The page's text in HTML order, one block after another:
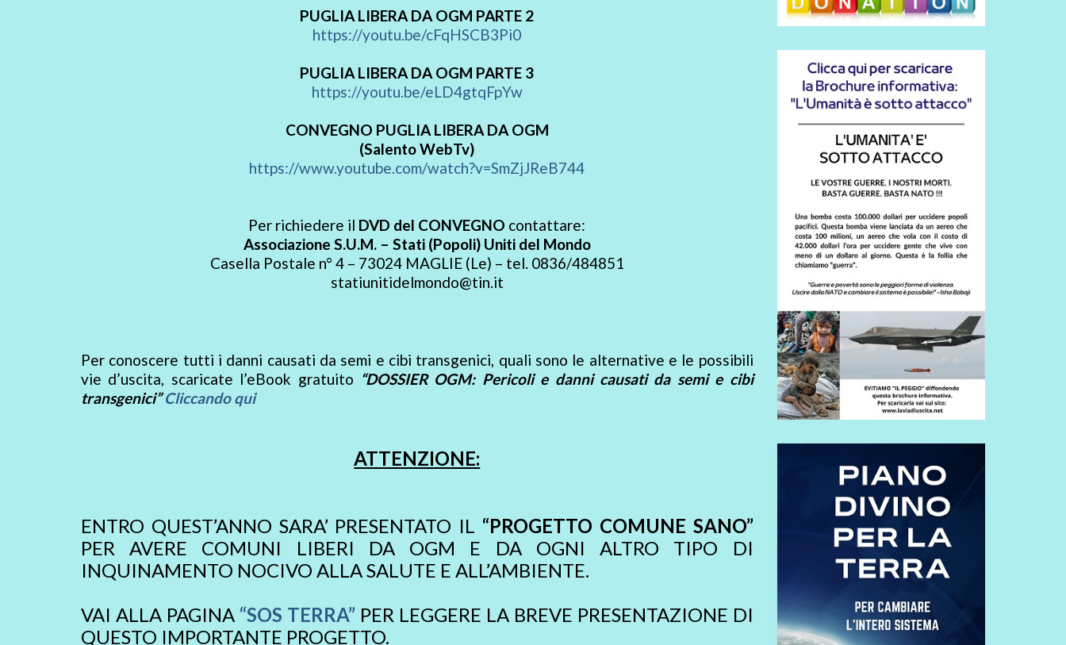
PUGLIA LIBERA DA OGM PARTE 2
https://youtu.be/cFqHSCB3Pi0
PUGLIA LIBERA DA OGM PARTE 3
https://youtu.be/eLD4gtqFpYw
CONVEGNO PUGLIA LIBERA DA OGM
(Salento WebTv)
https://www.youtube.com/watch?v=SmZjJReB744
Per richiedere il DVD del CONVEGNO contattare:
Associazione S.U.M. – Stati (Popoli) Uniti del Mondo
Casella Postale n° 4 – 73024 MAGLIE (Le) – tel. 0836/484851
statiunitidelmondo@tin.it
Per conoscere tutti i danni causati da semi e cibi transgenici, quali sono le alternative e le possibili
vie d’uscita, scaricate l’eBook gratuito “DOSSIER OGM: Pericoli e danni causati da semi e cibi
transgenici” Cliccando qui
ATTENZIONE:
ENTRO QUEST’ANNO SARA’ PRESENTATO IL “PROGETTO COMUNE SANO”
PER AVERE COMUNI LIBERI DA OGM E DA OGNI ALTRO TIPO DI
INQUINAMENTO NOCIVO ALLA SALUTE E ALL’AMBIENTE.
VAI ALLA PAGINA “SOS TERRA” PER LEGGERE LA BREVE PRESENTAZIONE DI
QUESTO IMPORTANTE PROGETTO.